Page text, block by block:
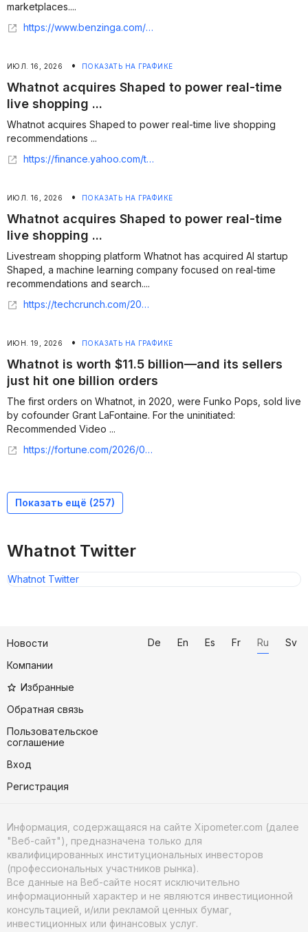
marketplaces....
https://www.benzinga.com/markets/private-markets/26/07/60513733/whatnot-bets-on-ai-discovery-with-acquisition-of-shaped
ИЮЛ. 16, 2026 • ПОКАЗАТЬ НА ГРАФИКЕ
Whatnot acquires Shaped to power real-time
live shopping ...
Whatnot acquires Shaped to power real-time live shopping
recommendations ...
https://finance.yahoo.com/technology/ai/articles/whatnot-acquires-shaped-power-real-170000340.html
ИЮЛ. 16, 2026 • ПОКАЗАТЬ НА ГРАФИКЕ
Whatnot acquires Shaped to power real-time
live shopping ...
Livestream shopping platform Whatnot has acquired AI startup
Shaped, a machine learning company focused on real-time
recommendations and search....
https://techcrunch.com/2026/07/15/whatnot-acquires-shaped-to-power-real-time-live-shopping-recommendations/
ИЮН. 19, 2026 • ПОКАЗАТЬ НА ГРАФИКЕ
Whatnot is worth $11.5 billion—and its sellers
just hit one billion orders
The first orders on Whatnot, in 2020, were Funko Pops, sold live
by cofounder Grant LaFontaine. For the uninitiated:
Recommended Video ...
https://fortune.com/2026/06/18/whatnot-one-billion-orders/
Показать ещё (257)
Whatnot Twitter
Whatnot Twitter
Новости
Компании
Избранные
Обратная связь
Пользовательское
соглашение
Вход
Регистрация
De En Es Fr Ru Sv
Информация, содержащаяся на сайте Xipometer.com (далее
"Веб-сайт"), предназначена только для
квалифицированных институциональных инвесторов
(профессиональных участников рынка).
Все данные на Веб-сайте носят исключительно
информационный характер и не являются инвестиционной
консультацией, и/или рекламой ценных бумаг,
инвестиционных или финансовых услуг.